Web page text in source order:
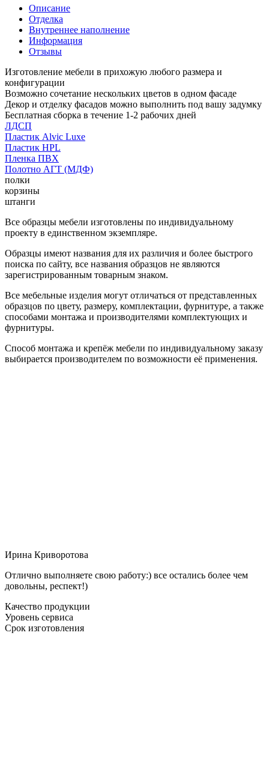
Описание
Отделка
Внутреннее наполнение
Информация
Отзывы
Изготовление мебели в прихожую любого размера и
конфигурации
Возможно сочетание нескольких цветов в одном фасаде
Декор и отделку фасадов можно выполнить под вашу задумку
Бесплатная сборка в течение 1-2 рабочих дней
ЛДСП
Пластик Alvic Luxe
Пластик HPL
Пленка ПВХ
Полотно АГТ (МДФ)
полки
корзины
штанги
Все образцы мебели изготовлены по индивидуальному
проекту в единственном экземпляре.
Образцы имеют названия для их различия и более быстрого
поиска по сайту, все названия образцов не являются
зарегистрированным товарным знаком.
Все мебельные изделия могут отличаться от представленных
образцов по цвету, размеру, комплектации, фурнитуре, а также
способами монтажа и производителями комплектующих и
фурнитуры.
Способ монтажа и крепёж мебели по индивидуальному заказу
выбирается производителем по возможности её применения.
Ирина Криворотова
Отлично выполняете свою работу:) все остались более чем
довольны, респект!)
Качество продукции
Уровень сервиса
Срок изготовления